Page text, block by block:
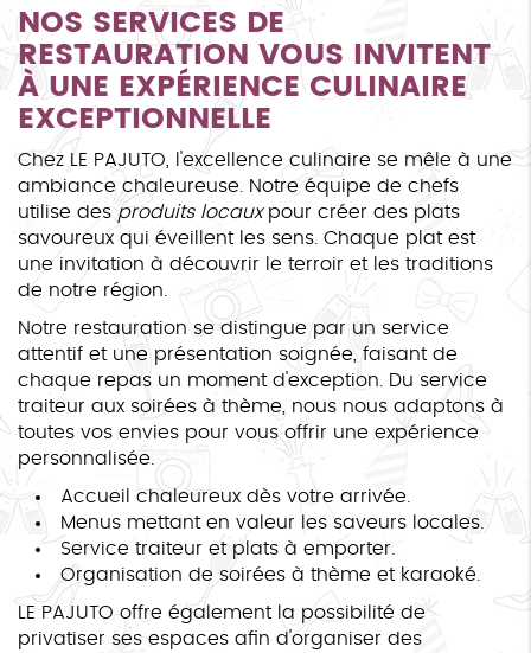
NOS SERVICES DE
RESTAURATION VOUS INVITENT
À UNE EXPÉRIENCE CULINAIRE
EXCEPTIONNELLE
Chez LE PAJUTO, l'excellence culinaire se mêle à une
ambiance chaleureuse. Notre équipe de chefs
utilise des produits locauxpour créer des plats
savoureux qui éveillent les sens. Chaque plat est
une invitation à découvrir le terroir et les traditions
de notre région.
Notre restauration se distingue par un service
attentif et une présentation soignée, faisant de
chaque repas un moment d'exception. Du service
traiteur aux soirées à thème, nous nous adaptons à
toutes vos envies pour vous offrir une expérience
personnalisée.
Accueil chaleureux dès votre arrivée.
Menus mettant en valeur les saveurs locales.
Service traiteur et plats à emporter.
Organisation de soirées à thème et karaoké.
LE PAJUTO offre également la possibilité de
privatiser ses espaces afin d'organiser des